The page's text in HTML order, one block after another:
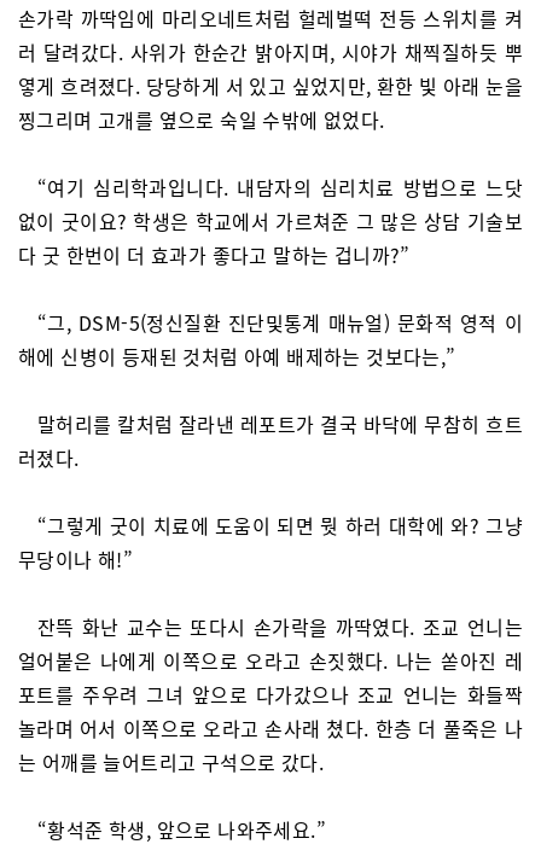
손가락 까딱임에 마리오네트처럼 헐레벌떡 전등 스위치를 켜
러 달려갔다. 사위가 한순간 밝아지며, 시야가 채찍질하듯 뿌
옇게 흐려졌다. 당당하게 서 있고 싶었지만, 환한 빛 아래 눈을
찡그리며 고개를 옆으로 숙일 수밖에 없었다.
“여기 심리학과입니다. 내담자의 심리치료 방법으로 느닷
없이 굿이요? 학생은 학교에서 가르쳐준 그 많은 상담 기술보
다 굿 한번이 더 효과가 좋다고 말하는 겁니까?”
“그, DSM-5(정신질환 진단및통계 매뉴얼) 문화적 영적 이
해에 신병이 등재된 것처럼 아예 배제하는 것보다는,”
말허리를 칼처럼 잘라낸 레포트가 결국 바닥에 무참히 흐트
러졌다.
“그렇게 굿이 치료에 도움이 되면 뭣 하러 대학에 와? 그냥
무당이나 해!”
잔뜩 화난 교수는 또다시 손가락을 까딱였다. 조교 언니는
얼어붙은 나에게 이쪽으로 오라고 손짓했다. 나는 쏟아진 레
포트를 주우려 그녀 앞으로 다가갔으나 조교 언니는 화들짝
놀라며 어서 이쪽으로 오라고 손사래 쳤다. 한층 더 풀죽은 나
는 어깨를 늘어트리고 구석으로 갔다.
“황석준 학생, 앞으로 나와주세요.”